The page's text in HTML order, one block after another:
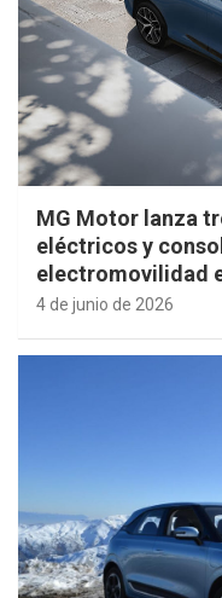
MG Motor lanza
eléctricos y
electromovilidad
4 de junio de 2026